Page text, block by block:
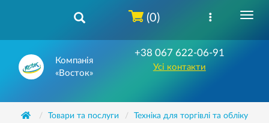
Компанія
«Восток»
+38 067 622-06-91
Усі контакти
(0)
Товари та послуги
Техніка для торгівлі та обліку